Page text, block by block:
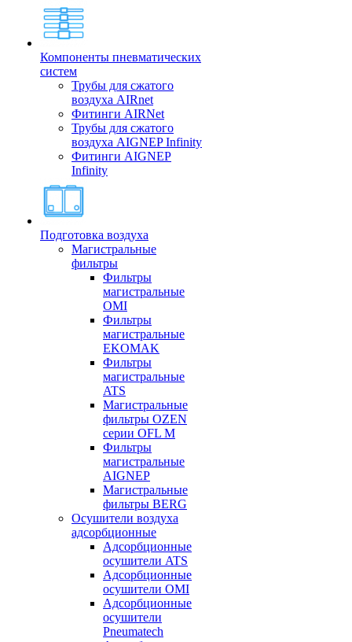
Компоненты пневматических
систем
Трубы для сжатого
воздуха AIRnet
Фитинги AIRNet
Трубы для сжатого
воздуха AIGNEP Infinity
Фитинги AIGNEP
Infinity
Подготовка воздуха
Магистральные
фильтры
Фильтры
магистральные
OMI
Фильтры
магистральные
EKOMAK
Фильтры
магистральные
ATS
Магистральные
фильтры OZEN
серии OFL M
Фильтры
магистральные
AIGNEP
Магистральные
фильтры BERG
Осушители воздуха
адсорбционные
Адсорбционные
осушители ATS
Адсорбционные
осушители OMI
Адсорбционные
осушители
Pneumatech